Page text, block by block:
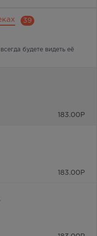
39
будете видеть её
183.00 Р
183.00 Р